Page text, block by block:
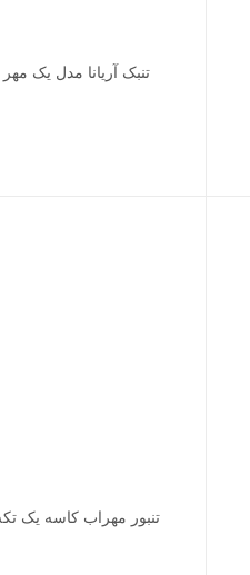
تنبک آریانا مدل یک مهر
تنبور مهراب کاسه یک